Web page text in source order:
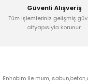
Bu ürüne benzer farklı
Güvenli Alışveriş
Tüm işlemleriniz gelişmiş
altyapısıyla korunur.
Enhobim ile mum,